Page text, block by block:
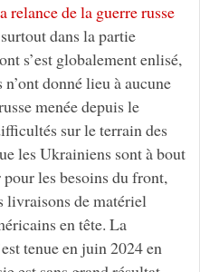
relance de la guerre russe
dans la partie
s’est globalement enlisé,
donné lieu à aucune
menée depuis le
sur le terrain des
les Ukrainiens sont à bout
les besoins du front,
livraisons de matériel
en tête. La
tenue en juin 2024 en